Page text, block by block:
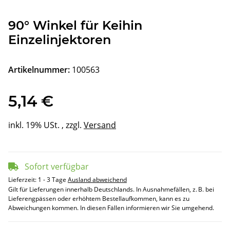
90° Winkel für Keihin
Einzelinjektoren
Artikelnummer: 100563
5,14 €
inkl. 19% USt. , zzgl. Versand
Sofort verfügbar
Lieferzeit: 1 - 3 Tage Ausland abweichend
Gilt für Lieferungen innerhalb Deutschlands. In Ausnahmefällen, z. B. bei
Lieferengpässen oder erhöhtem Bestellaufkommen, kann es zu
Abweichungen kommen. In diesen Fällen informieren wir Sie umgehend.